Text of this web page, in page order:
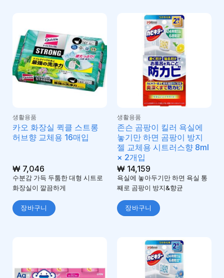
생활용품
카오 화장실 퀵클 스트롱
허브향 교체용 16매입
₩7,046
수분감 가득 두툼한 대형 시트로
화장실이 깔끔하게
장바구니
생활용품
존슨 곰팡이 킬러 욕실에
놓기만 하면 곰팡이 방지
젤 교체용 시트러스향 8ml
× 2개입
₩14,159
욕실에 놓아두기만 하면 욕실 통
째로 곰팡이 방지&향균
장바구니